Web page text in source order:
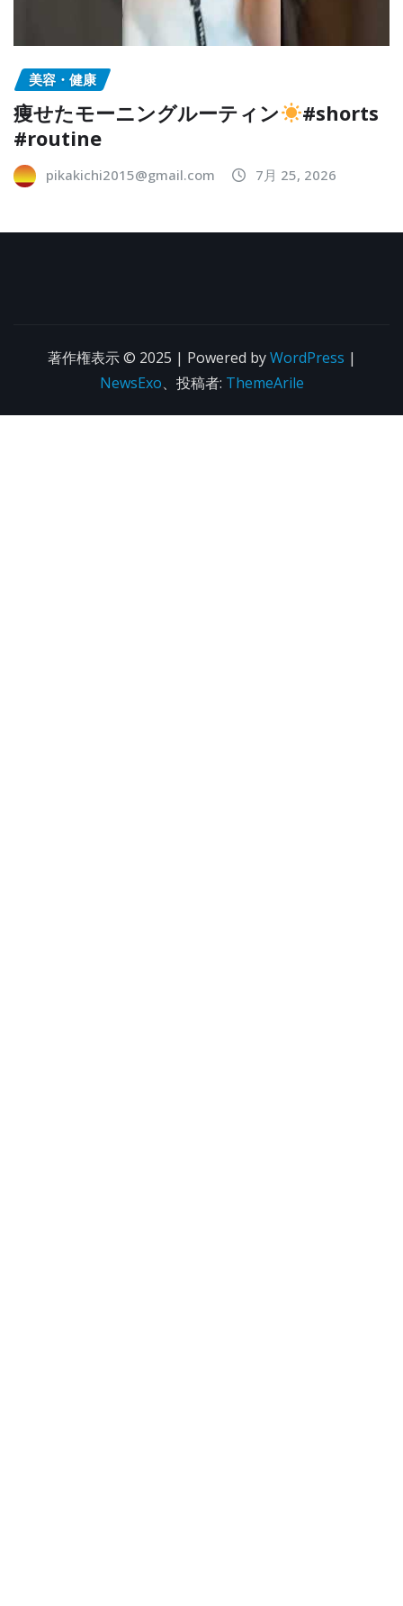
美容・健康
痩せたモーニングルーティン
#shorts
#routine
pikakichi2015@gmail.com 7月 25, 2026
著作権表示 © 2025 | Powered byWordPress |
NewsExo、投稿者: ThemeArile